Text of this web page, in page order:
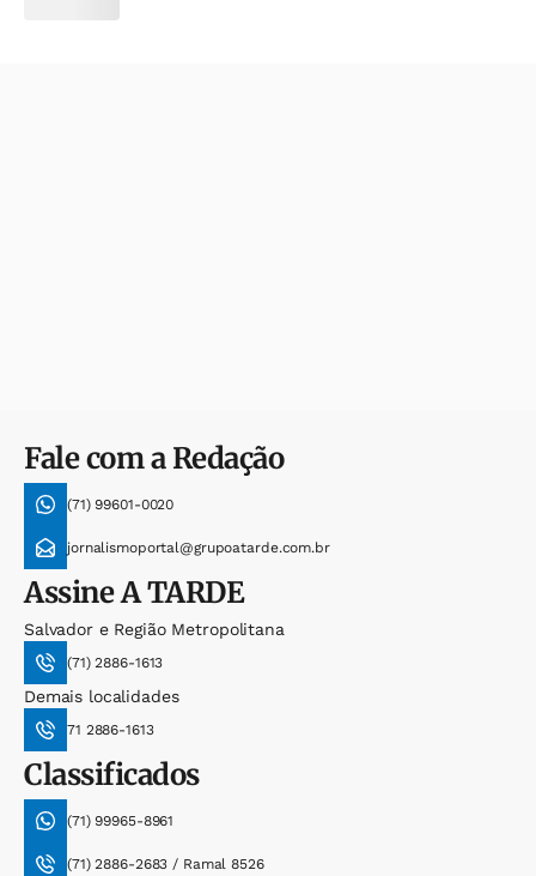
Fale com a Redação
(71) 99601-0020
jornalismoportal@grupoatarde.com.br
AssineA TARDE
Salvador e Região Metropolitana
(71) 2886-1613
Demais localidades
71 2886-1613
Classificados
(71) 99965-8961
(71) 2886-2683 / Ramal 8526